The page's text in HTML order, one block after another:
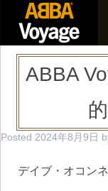
ABBA
Posted 2024年8月9日
デイブ・オコン